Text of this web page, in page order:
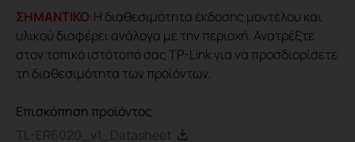
ΣΗΜΑΝΤΙΚΟ:Η διαθεσιμότητα έκδοσης μοντέλου και
υλικού διαφέρει ανάλογα με την περιοχή. Ανατρέξτε
στον τοπικό ιστότοπό σας TP-Link για να προσδιορίσετε
τη διαθεσιμότητα των προϊόντων.
Επισκόπηση προϊόντος
TL-ER6020_v1_Datasheet